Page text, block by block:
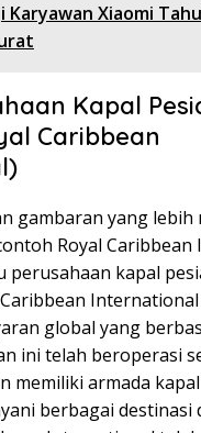
Karyawan Xiaomi
Kapal
Caribbean
gambaran yang lebih
Royal
perusahaan kapal
global yang
ini telah beroperasi
memiliki armada
berbagai destinasi